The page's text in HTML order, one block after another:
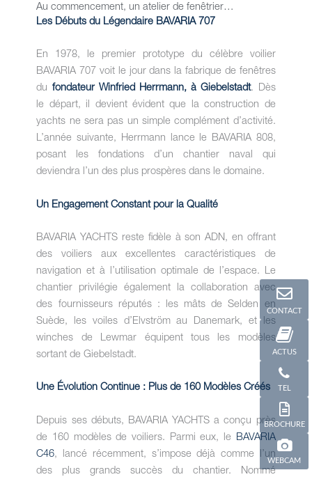
Au commencement, un atelier de fenêtrier…
Les Débuts du Légendaire BAVARIA 707
En 1978, le premier prototype du célèbre voilier
BAVARIA 707 voit le jour dans la fabrique de fenêtres
du fondateur Winfried Herrmann, à Giebelstadt. Dès
le départ, il devient évident que la construction de
yachts ne sera pas un simple complément d’activité.
L’année suivante, Herrmann lance le BAVARIA 808,
posant les fondations d’un chantier naval qui
deviendra l’un des plus prospères dans le domaine.
Un Engagement Constant pour la Qualité
BAVARIA YACHTS reste fidèle à son ADN, en offrant
des voiliers aux excellentes caractéristiques de
navigation et à l’utilisation optimale de l’espace. Le
chantier privilégie également la collaboration avec
des fournisseurs réputés : les mâts de Selden en
Suède, les voiles d’Elvström au Danemark, et les
winches de Lewmar équipent tous les modèles
sortant de Giebelstadt.
Une Évolution Continue : Plus de 160 Modèles Créés
Depuis ses débuts, BAVARIA YACHTS a conçu près
de 160 modèles de voiliers. Parmi eux, le
BAVARIA
C46, lancé récemment, s’impose déjà comme l’un
des plus grands succès du chantier. Nommé
CONTACT
ACTUS
TEL
BROCHURE
WEBCAM